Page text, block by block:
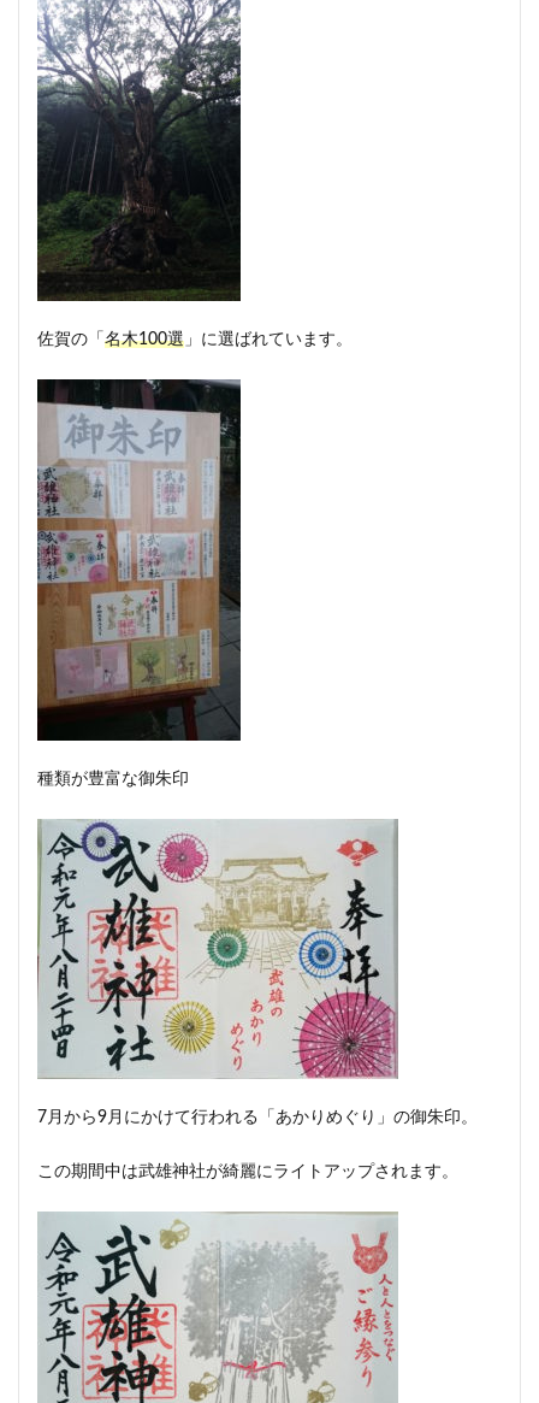
佐賀の「 名木100選 」に選ばれています。
種類が豊富な御朱印
7月から9月にかけて行われる「あかりめぐり」の御朱印。
この期間中は武雄神社が綺麗にライトアップされます。